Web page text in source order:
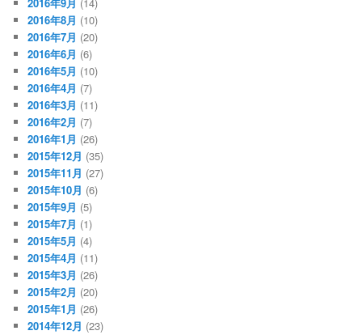
2016年8月 (10)
2016年7月 (20)
2016年6月 (6)
2016年5月 (10)
2016年4月 (7)
2016年3月 (11)
2016年2月 (7)
2016年1月 (26)
2015年12月 (35)
2015年11月 (27)
2015年10月 (6)
2015年9月 (5)
2015年7月 (1)
2015年5月 (4)
2015年4月 (11)
2015年3月 (26)
2015年2月 (20)
2015年1月 (26)
2014年12月 (23)